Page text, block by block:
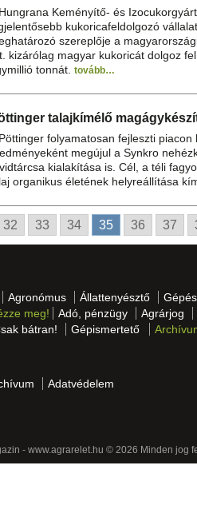
Keményítő- és
kukoricafeldolgozó
szereplője a
kizárólag magyar kukoricát dolgoz
tonnát. tovább…
talajkímélő
folyamatosan fejleszti
megújul a Synkro
kialakítása is. Cél, a téli
organikus életének helyreállítása
32 33 34 35 36 37
Agronómus Állattenyésztő
meg! Adó, pénzügy
Agrárjog
bátran! Gépismertető
Adatvédelem
- www.agrarelet.hu © 2026 Minden jog